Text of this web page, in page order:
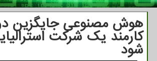
هوش مصنوعی جایگزین
کارمند یک شرکت
شود